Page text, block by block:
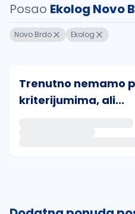
Posao Ekolog Novo
Novo Brdo Ekolog
Trenutno nemamo
kriterijumima, ali...